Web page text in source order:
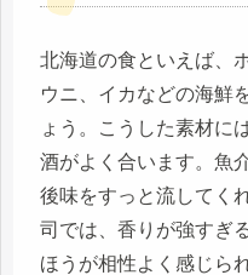
北海道の食といえば、
ウニ、イカなどの海鮮
ょう。こうした素材に
酒がよく合います。魚
後味をすっと流してく
司では、香りが強すぎ
ほうが相性よく感じら